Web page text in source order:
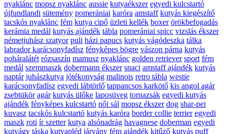
nyaklánc mopsz nyaklánc aussie kutyaékszer egyedi kulcstartó
újfundlandi sütemény pomerániai karóra amstaff kutyás kiegészítő
tacskós nyaklánc fém kutya cipő üzleti kellék boxer örökbefogadás
kerámia medál kutyás ajándék tábla pomerániai spicc vizslás ékszer
németjuhász szatyor puli házi papucs kutyás vágódeszka tálka
labrador karácsonyfadísz fényképes bögre vászon párna kutyás
poháralátét rózsaszín mamusz nyaklánc golden retriever sport fém
medál szemmaszk dobermann ékszer snaci amstaff ajándék kutyás
naptár juhászkutya jótékonyság malinois retro tábla westie
karácsonyfadísz egyedi lábtörlő tappancsos karkötő kis angol agár
zsebtükör agár kutyás ülőke laposüveg tornazsák egyedi kutyás
ajándék fényképes kulcstartó női sál mopsz ékszer dog shar-pei
kuvasz tacskós kulcstartó kutyás karóra border collie terrier egyedi
maszk roti ír szetter kutya alsónadrág havagnese doberman egyedi
kutyágy táska kutyapléd járvány fém ajándék kitűző kutyás puff